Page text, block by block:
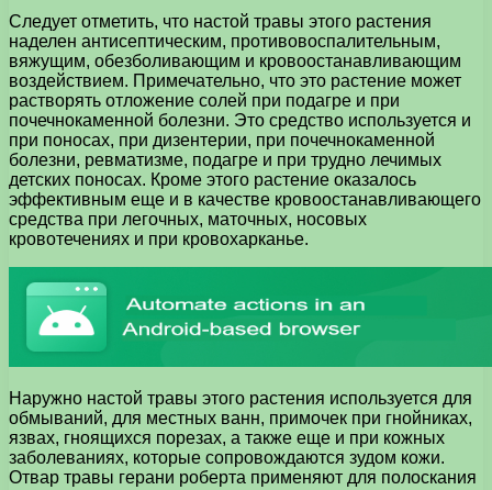
Следует отметить, что настой травы этого растения
наделен антисептическим, противовоспалительным,
вяжущим, обезболивающим и кровоостанавливающим
воздействием. Примечательно, что это растение может
растворять отложение солей при подагре и при
почечнокаменной болезни. Это средство используется и
при поносах, при дизентерии, при почечнокаменной
болезни, ревматизме, подагре и при трудно лечимых
детских поносах. Кроме этого растение оказалось
эффективным еще и в качестве кровоостанавливающего
средства при легочных, маточных, носовых
кровотечениях и при кровохарканье.
Наружно настой травы этого растения используется для
обмываний, для местных ванн, примочек при гнойниках,
язвах, гноящихся порезах, а также еще и при кожных
заболеваниях, которые сопровождаются зудом кожи.
Отвар травы герани роберта применяют для полоскания